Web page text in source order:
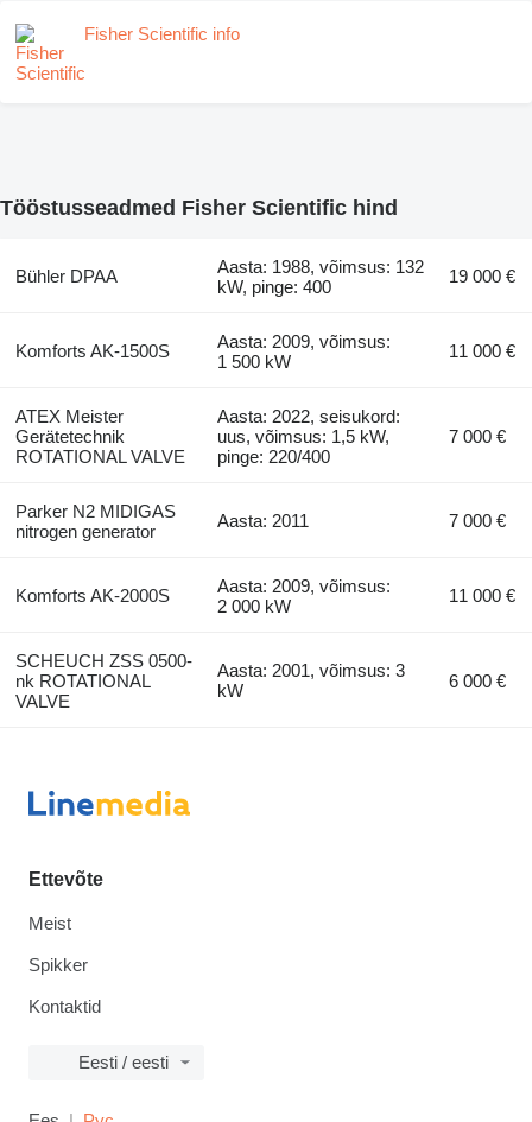
Fisher Scientific info
Tööstusseadmed Fisher Scientific hind
Bühler DPAA
Aasta: 1988, võimsus: 132
kW, pinge: 400
19 000 €
Komforts AK-1500S
Aasta: 2009, võimsus:
1 500 kW
11 000 €
ATEX Meister
Gerätetechnik
ROTATIONAL VALVE
Aasta: 2022, seisukord:
uus, võimsus: 1,5 kW,
pinge: 220/400
7 000 €
Parker N2 MIDIGAS
nitrogen generator
Aasta: 2011 7 000 €
Komforts AK-2000S
Aasta: 2009, võimsus:
2 000 kW
11 000 €
SCHEUCH ZSS 0500-
nk ROTATIONAL
VALVE
Aasta: 2001, võimsus: 3
kW
6 000 €
Ettevõte
Meist
Spikker
Kontaktid
Eesti / eesti